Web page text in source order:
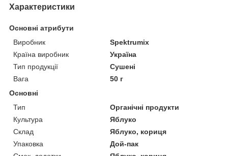
Характеристики
Основні атрибути
Виробник
Spektrumix
Країна виробник
Україна
Тип продукції
Сушені
Вага
50 г
Основні
Тип
Органічні продукти
Культура
Яблуко
Склад
Яблуко, кориця
Упаковка
Дой-пак